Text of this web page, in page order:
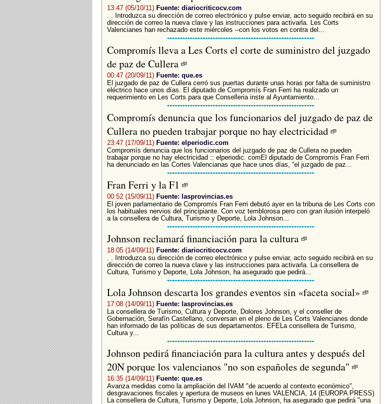
13:47 (05/10/11) Fuente: diariocriticocv.com
. . Introduzca su dirección de correo electrónico y pulse enviar, acto seguido recibirá en su
dirección de correo la nueva clave y las instrucciones para activarla. Les Corts
Valencianes han rechazado este miércoles --con los votos en contra del...
Compromís lleva a Les Corts el corte de suministro del juzgado
de paz de Cullera
00:47 (20/09/11) Fuente: que.es
El juzgado de paz de Cullera cerró sus puertas durante unas horas por falta de suministro
eléctrico hace unos días. El diputado de Compromís Fran Ferri ha realizado un
requerimiento en Les Corts para que Conselleria inste al Ayuntamiento...
Compromís denuncia que los funcionarios del juzgado de paz de
Cullera no pueden trabajar porque no hay electricidad
23:47 (17/09/11) Fuente: elperiodic.com
Compromís denuncia que los funcionarios del juzgado de paz de Cullera no pueden
trabajar porque no hay electricidad :: elperiodic. comEl diputado de Compromís Fran Ferri
ha denunciado en las Cortes Valencianas que hace unos días, “el juzgado de paz...
Fran Ferri y la F1
00:52 (15/09/11) Fuente: lasprovincias.es
El joven parlamentario de Compromís Fran Ferri debutó ayer en la tribuna de Les Corts con
los habituales nervios del principiante. Con voz temblorosa pero con gran ilusión interpeló
a la consellera de Cultura, Turismo y Deporte, Lola Johnson...
Johnson reclamará financiación para la cultura
18:05 (14/09/11) Fuente: diariocriticocv.com
. . Introduzca su dirección de correo electrónico y pulse enviar, acto seguido recibirá en su
dirección de correo la nueva clave y las instrucciones para activarla. La consellera de
Cultura, Turismo y Deporte, Lola Johnson, ha asegurado que pedirá...
Lola Johnson descarta los grandes eventos sin «faceta social»
17:08 (14/09/11) Fuente: lasprovincias.es
La consellera de Turismo, Cultura y Deporte, Dolores Johnson, y el conseller de
Gobernación, Serafín Castellano, conversan en el pleno de Les Corts Valencianes donde
han informado de las políticas de sus departamentos. EFELa consellera de Turismo,
Cultura y...
Johnson pedirá financiación para la cultura antes y después del
20N porque los valencianos "no son españoles de segunda"
16:35 (14/09/11) Fuente: que.es
Avanza medidas como la ampliación del IVAM "de acuerdo al contexto económico",
desgravaciones fiscales y apertura de museos en lunes VALENCIA, 14 (EUROPA PRESS)
La consellera de Cultura, Turismo y Deporte, Lola Johnson, ha asegurado que pedirá "una